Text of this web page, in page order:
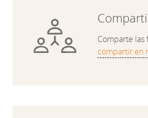
Comparte las
compartir en